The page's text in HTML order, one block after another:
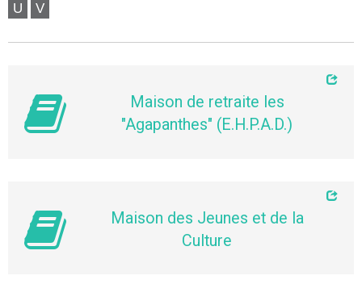
U
V
Maison de retraite les
"Agapanthes" (E.H.P.A.D.)
Maison des Jeunes et de la
Culture